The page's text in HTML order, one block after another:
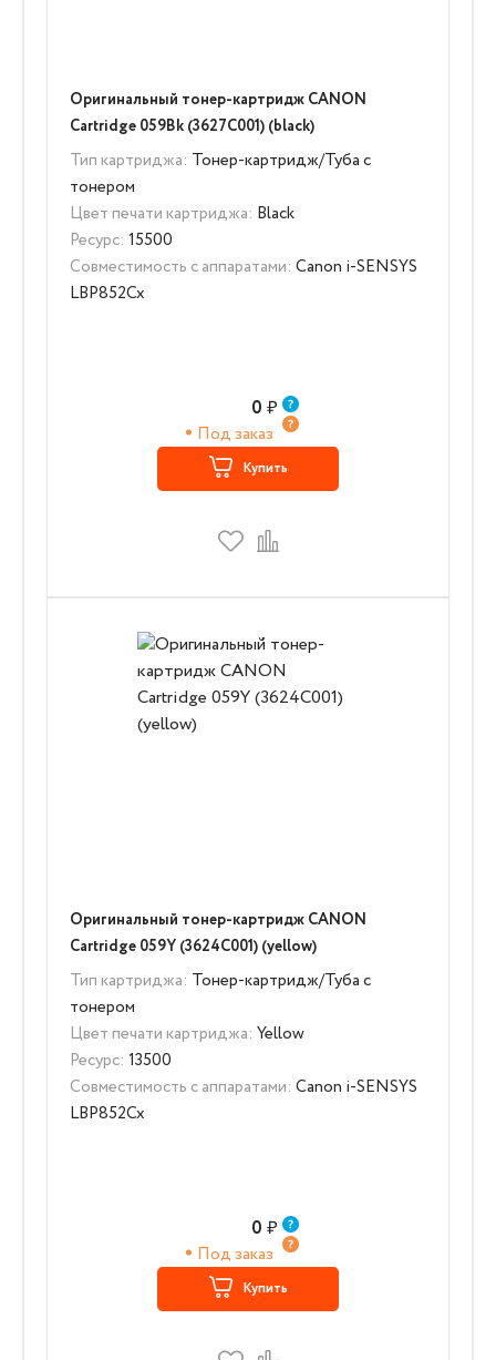
Оригинальный тонер-картридж CANON
Cartridge 059Bk (3627C001) (black)
Тип картриджа: Тонер-картридж/Туба с
тонером
Цвет печати картриджа: Black
Ресурс: 15500
Совместимость с аппаратами: Canon i-SENSYS
LBP852Cx
0 ₽
Под заказ
Купить
Оригинальный тонер-картридж CANON
Cartridge 059Y (3624C001) (yellow)
Тип картриджа: Тонер-картридж/Туба с
тонером
Цвет печати картриджа: Yellow
Ресурс: 13500
Совместимость с аппаратами: Canon i-SENSYS
LBP852Cx
0 ₽
Под заказ
Купить